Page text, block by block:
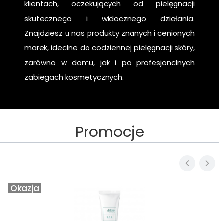
klientach, oczekujących od pielęgnacji
skutecznego i widocznego działania.
Znajdziesz u nas produkty znanych i cenionych
marek, idealne do codziennej pielęgnacji skóry,
zarówno w domu, jak i po profesjonalnych
zabiegach kosmetycznych.
Promocje
Okazja